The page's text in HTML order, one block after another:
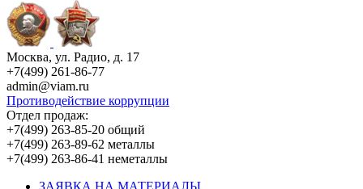
Москва, ул. Радио, д. 17
+7(499) 261-86-77
admin@viam.ru
Противодействие коррупции
Отдел продаж:
+7(499) 263-85-20 общий
+7(499) 263-89-62 металлы
+7(499) 263-86-41 неметаллы
ЗАЯВКА НА МАТЕРИАЛЫ